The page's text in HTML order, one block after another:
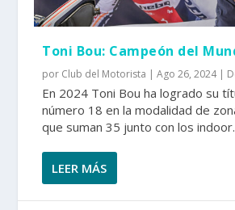
Toni Bou: Campeón del
por Club del Motorista |Ago 26, 2024|
En 2024 Toni Bou ha logrado su
número 18 en la modalidad de
que suman 35 junto con los indoor.
LEER MÁS